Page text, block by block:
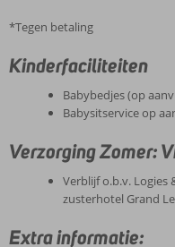
*Tegen betaling
Kinderfaciliteiten
Babybedjes (op
Babysitservice op
Verzorging Zomer:
Verblijf o.b.v.
zusterhotel Grand
Extra informatie: